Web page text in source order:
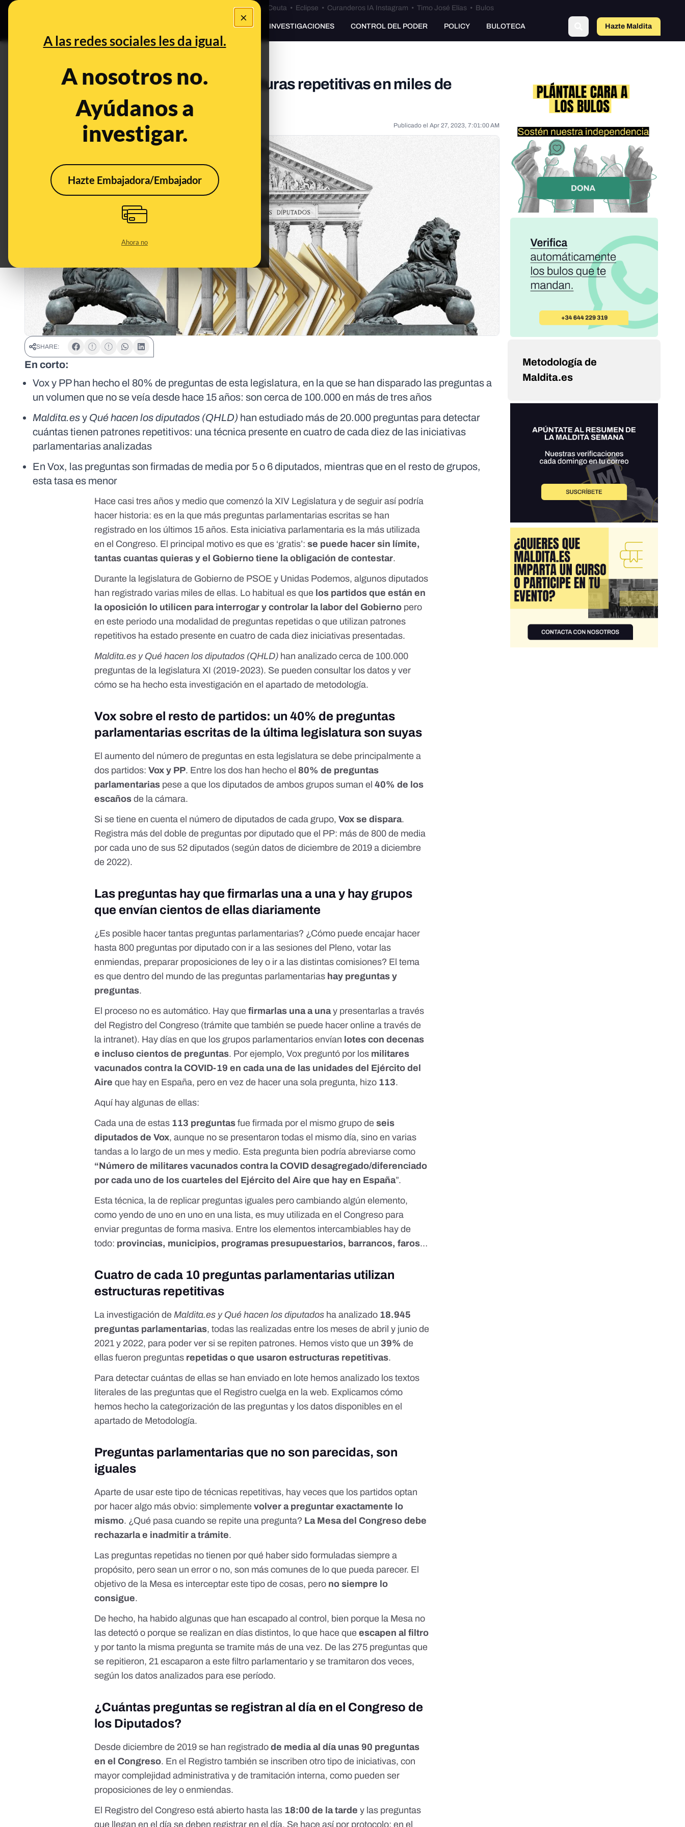
×
A las redes sociales les da igual.
A nosotros no.
Ayúdanos a
investigar.
Hazte Embajadora/Embajador
Ahora no
Especial Ceuta•Bulos Ceuta • Eclipse • Curanderos IA Instagram • Timo José Elías • Bulos
PREBUNKING INVESTIGACIONES CONTROL DEL PODER POLICY BULOTECA Hazte Maldito
El 'spam' parlamentario: las estructuras repetitivas en miles de
preguntas al Gobierno
Publicado el Apr 27, 2023, 7:01:00 AM
SHARE:
En corto:
Vox y PP han hecho el 80% de preguntas de esta legislatura, en la que se han disparado las preguntas a
un volumen que no se veía desde hace 15 años: son cerca de 100.000 en más de tres años
Maldita.esy Qué hacen los diputados (QHLD) han estudiado más de 20.000 preguntas para detectar
cuántas tienen patrones repetitivos: una técnica presente en cuatro de cada diez de las iniciativas
parlamentarias analizadas
En Vox, las preguntas son firmadas de media por 5 o 6 diputados, mientras que en el resto de grupos,
esta tasa es menor
Hace casi tres años y medio que comenzó la XIV Legislatura y de seguir así podría
hacer historia: es en la que más preguntas parlamentarias escritas se han
registrado en los últimos 15 años. Esta iniciativa parlamentaria es la más utilizada
en el Congreso. El principal motivo es que es ‘gratis’:se puede hacer sin límite,
tantas cuantas quieras y el Gobierno tiene la obligación de contestar.
Durante la legislatura de Gobierno de PSOE y Unidas Podemos, algunos diputados
han registrado varias miles de ellas. Lo habitual es que los partidos que están en
la oposición lo utilicen para interrogar y controlar la labor del Gobierno pero
en este periodo una modalidad de preguntas repetidas o que utilizan patrones
repetitivos ha estado presente en cuatro de cada diez iniciativas presentadas.
Maldita.es y Qué hacen los diputados (QHLD) han analizado cerca de 100.000
preguntas de la legislatura XI (2019-2023). Se pueden consultar los datos y ver
cómo se ha hecho esta investigación en el apartado de metodología.
Vox sobre el resto de partidos: un 40% de preguntas
parlamentarias escritas de la última legislatura son suyas
El aumento del número de preguntas en esta legislatura se debe principalmente a
dos partidos:Vox y PP. Entre los dos han hecho el80% de preguntas
parlamentarias pese a que los diputados de ambos grupos suman el40% de los
escaños de la cámara.
Si se tiene en cuenta el número de diputados de cada grupo,Vox se dispara.
Registra más del doble de preguntas por diputado que el PP: más de 800 de media
por cada uno de sus 52 diputados (según datos de diciembre de 2019 a diciembre
de 2022).
Las preguntas hay que firmarlas una a una y hay grupos
que envían cientos de ellas diariamente
¿Es posible hacer tantas preguntas parlamentarias? ¿Cómo puede encajar hacer
hasta 800 preguntas por diputado con ir a las sesiones del Pleno, votar las
enmiendas, preparar proposiciones de ley o ir a las distintas comisiones? El tema
es que dentro del mundo de las preguntas parlamentarias hay preguntas y
preguntas.
El proceso no es automático. Hay quefirmarlas una a unay presentarlas a través
del Registro del Congreso (trámite que también se puede hacer online a través de
la intranet). Hay días en que los grupos parlamentarios envían lotes con decenas
e incluso cientos de preguntas. Por ejemplo, Vox preguntó por los militares
vacunados contra la COVID-19 en cada una de las unidades del Ejército del
Aire que hay en España, pero en vez de hacer una sola pregunta, hizo 113.
Aquí hay algunas de ellas:
Cada una de estas 113 preguntas fue firmada por el mismo grupo deseis
diputados de Vox, aunque no se presentaron todas el mismo día, sino en varias
tandas a lo largo de un mes y medio. Esta pregunta bien podría abreviarse como
“Número de militares vacunados contra la COVID desagregado/diferenciado
por cada uno de los cuarteles del Ejército del Aire que hay en España”.
Esta técnica, la de replicar preguntas iguales pero cambiando algún elemento,
como yendo de uno en uno en una lista, es muy utilizada en el Congreso para
enviar preguntas de forma masiva. Entre los elementos intercambiables hay de
todo: provincias, municipios, programas presupuestarios, barrancos, faros…
Cuatro de cada 10 preguntas parlamentarias utilizan
estructuras repetitivas
La investigación deMaldita.es y Qué hacen los diputados ha analizado 18.945
preguntas parlamentarias, todas las realizadas entre los meses de abril y junio de
2021 y 2022, para poder ver si se repiten patrones. Hemos visto que un39% de
ellas fueron preguntas repetidas o que usaron estructuras repetitivas.
Para detectar cuántas de ellas se han enviado en lote hemos analizado los textos
literales de las preguntas que el Registro cuelga en la web. Explicamos cómo
hemos hecho la categorización de las preguntas y los datos disponibles en el
apartado de Metodología.
Preguntas parlamentarias que no son parecidas, son
iguales
Aparte de usar este tipo de técnicas repetitivas, hay veces que los partidos optan
por hacer algo más obvio: simplementevolver a preguntar exactamente lo
mismo. ¿Qué pasa cuando se repite una pregunta? La Mesa del Congreso debe
rechazarla e inadmitir a trámite.
Las preguntas repetidas no tienen por qué haber sido formuladas siempre a
propósito, pero sean un error o no, son más comunes de lo que pueda parecer. El
objetivo de la Mesa es interceptar este tipo de cosas, pero no siempre lo
consigue.
De hecho, ha habido algunas que han escapado al control, bien porque la Mesa no
las detectó o porque se realizan en días distintos, lo que hace queescapen al filtro
y por tanto la misma pregunta se tramite más de una vez. De las 275 preguntas que
se repitieron, 21 escaparon a este filtro parlamentario y se tramitaron dos veces,
según los datos analizados para ese período.
¿Cuántas preguntas se registran al día en el Congreso de
los Diputados?
Desde diciembre de 2019 se han registradode media al día unas 90 preguntas
en el Congreso. En el Registro también se inscriben otro tipo de iniciativas, con
mayor complejidad administrativa y de tramitación interna, como pueden ser
proposiciones de ley o enmiendas.
El Registro del Congreso está abierto hasta las 18:00 de la tarde y las preguntas
que llegan en el día se deben registrar en el día. Se hace así por protocolo; en el
Metodología de
Maldita.es